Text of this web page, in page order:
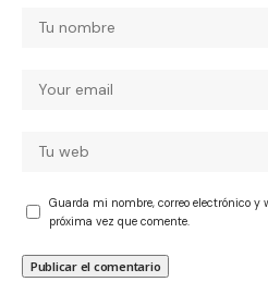
Guarda mi nombre, correo electrónico y
próxima vez que comente.